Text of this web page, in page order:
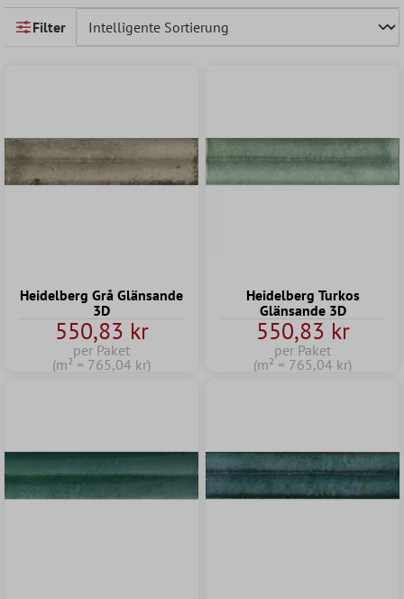
Filter
Heidelberg Grå Glänsande
3D
550,83 kr
per Paket
(m² = 765,04 kr)
Heidelberg Turkos
Glänsande 3D
550,83 kr
per Paket
(m² = 765,04 kr)